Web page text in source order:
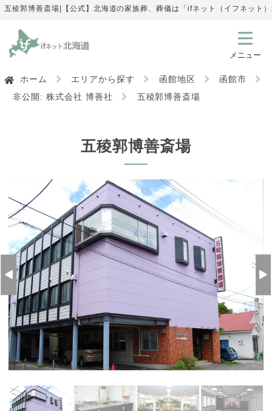
五稜郭博善斎場|【公式】北海道の家族葬、葬儀は「ifネット（イフネット
ホーム エリアから探す 函館地区
函館市
非公開: 株式会社 博善社
五稜郭博善斎場
五稜郭博善斎場
Previous